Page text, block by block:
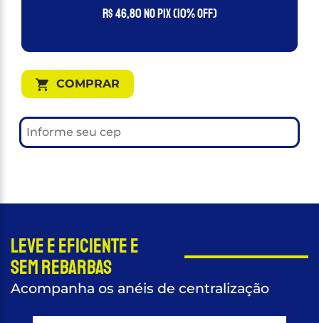
R$46,80no PIX (10% OFF)
COMPRAR
Leve e eficiente e
sem rebarbas
Acompanha os anéis de centralização